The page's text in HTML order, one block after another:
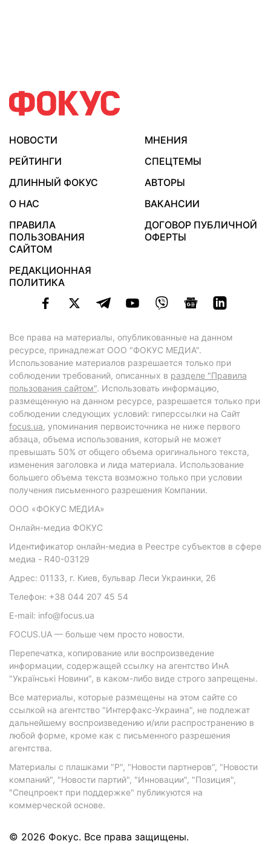
НОВОСТИ
МНЕНИЯ
РЕЙТИНГИ
СПЕЦТЕМЫ
ДЛИННЫЙ ФОКУС
АВТОРЫ
О НАС
ВАКАНСИИ
ПРАВИЛА
ПОЛЬЗОВАНИЯ
САЙТОМ
ДОГОВОР ПУБЛИЧНОЙ
ОФЕРТЫ
РЕДАКЦИОННАЯ
ПОЛИТИКА
Все права на материалы, опубликованные на данном
ресурсе, принадлежат ООО "ФОКУС МЕДИА".
Использование материалов разрешается только при
соблюдении требований, описанных в разделе "Правила
пользования сайтом". Использовать информацию,
размещенную на данном ресурсе, разрешается только при
соблюдении следующих условий: гиперссылки на Сайт
focus.ua, упоминания первоисточника не ниже первого
абзаца, объема использования, который не может
превышать 50% от общего объема оригинального текста,
изменения заголовка и лида материала. Использование
большего объема текста возможно только при условии
получения письменного разрешения Компании.
ООО «ФОКУС МЕДИА»
Онлайн-медиа ФОКУС
Идентификатор онлайн-медиа в Реестре субъектов в сфере
медиа - R40-03129
Адрес: 01133, г. Киев, бульвар Леси Украинки, 26
Телефон: +38 044 207 45 54
E-mail: info@focus.ua
FOCUS.UA — больше чем просто новости.
Перепечатка, копирование или воспроизведение
информации, содержащей ссылку на агентство ИнА
"Українські Новини", в каком-либо виде строго запрещены.
Все материалы, которые размещены на этом сайте со
ссылкой на агентство "Интерфакс-Украина", не подлежат
дальнейшему воспроизведению и/или распространению в
любой форме, кроме как с письменного разрешения
агентства.
Материалы с плашками "Р", "Новости партнеров", "Новости
компаний", "Новости партий", "Инновации", "Позиция",
"Спецпроект при поддержке" публикуются на
коммерческой основе.
© 2026 Фокус. Все права защищены.